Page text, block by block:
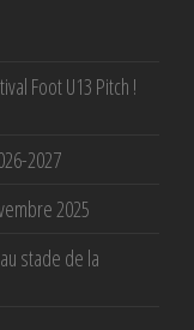
Foot U13 Pitch !
2027
2025
stade de la